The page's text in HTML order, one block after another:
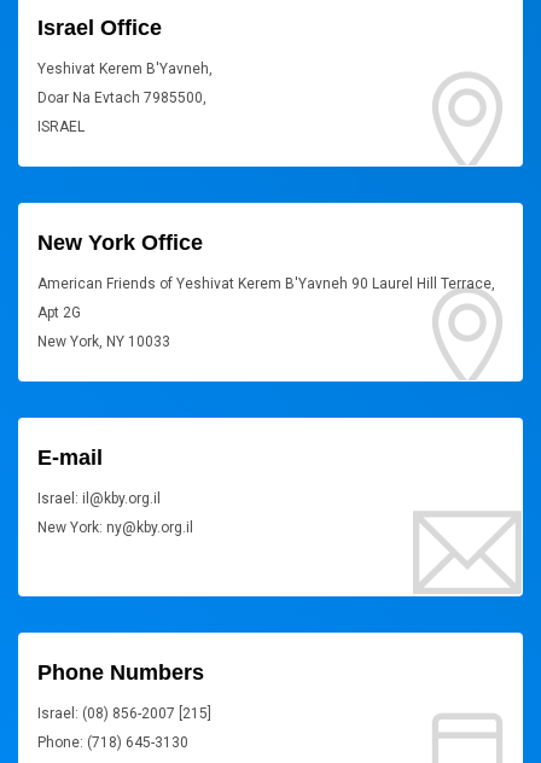
Israel Office
Yeshivat Kerem B'Yavneh,
Doar Na Evtach 7985500,
ISRAEL
New York Office
American Friends of Yeshivat Kerem B'Yavneh 90 Laurel Hill Terrace,
Apt 2G
New York, NY 10033
E-mail
Israel: il@kby.org.il
New York: ny@kby.org.il
Phone Numbers
Israel: (08) 856-2007 [215]
Phone: (718) 645-3130